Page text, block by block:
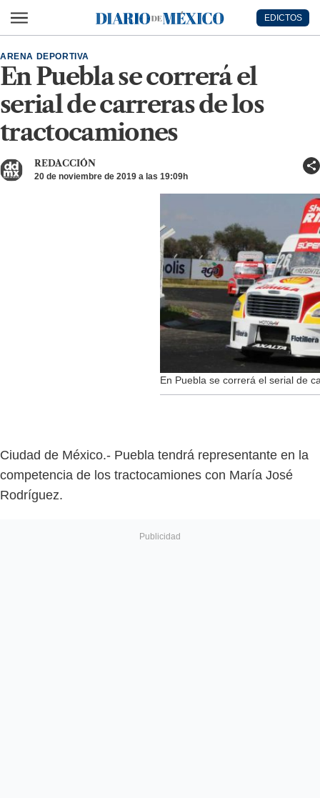
Diario de México
EDICTOS
En Puebla se correrá el
serial de carreras de los
tractocamiones
ARENA DEPORTIVA
REDACCIÓN
20 de noviembre de 2019 a las 19:09h
En Puebla se correrá el serial de
Ciudad de México.- Puebla tendrá representante en la
competencia de los tractocamiones con María José
Rodríguez.